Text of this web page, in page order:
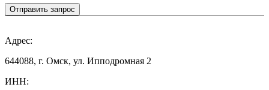
Отправить запрос
Адрес:
644088, г. Омск, ул. Ипподромная 2
ИНН: